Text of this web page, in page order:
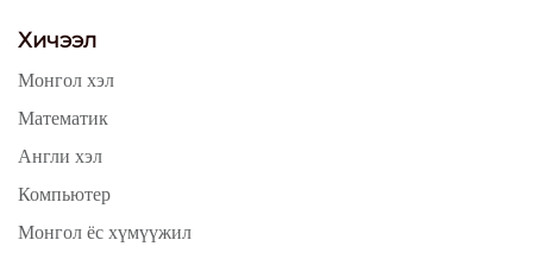
Хичээл
Монгол хэл
Математик
Англи хэл
Компьютер
Монгол ёс хүмүүжил